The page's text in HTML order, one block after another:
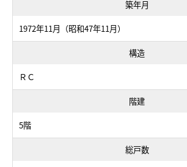
築年月
1972年11月（昭和47年11月）
構造
ＲＣ
階建
5階
総戸数